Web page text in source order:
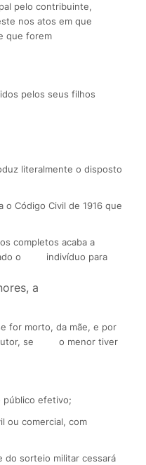
pelo contribuinte,
nos atos em que
que forem
pelos seus filhos
literalmente o disposto
o Código Civil de 1916 que
completos acaba a
o
indivíduo para
a
for morto, da mãe, e por
se
o menor tiver
público efetivo;
ou comercial, com
do sorteio militar cessará